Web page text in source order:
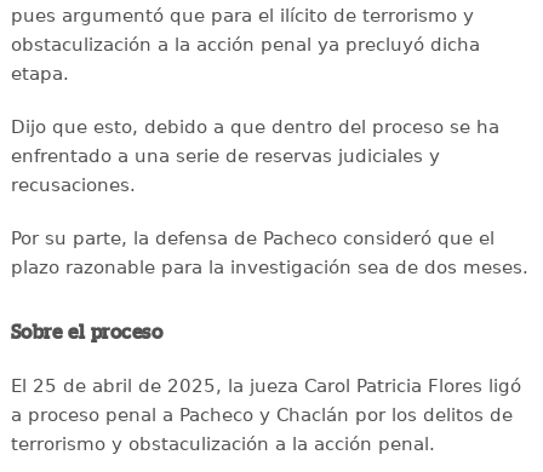
pues argumentó que para el ilícito de terrorismo y
obstaculización a la acción penal ya precluyó dicha
etapa.
Dijo que esto, debido a que dentro del proceso se ha
enfrentado a una serie de reservas judiciales y
recusaciones.
Por su parte, la defensa de Pacheco consideró que el
plazo razonable para la investigación sea de dos meses.
Sobre el proceso
El 25 de abril de 2025, la jueza Carol Patricia Flores ligó
a proceso penal a Pacheco y Chaclán por los delitos de
terrorismo y obstaculización a la acción penal.